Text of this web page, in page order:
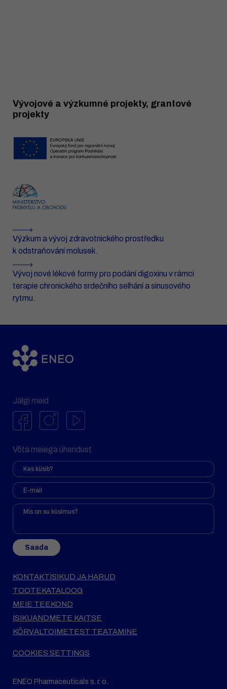
Vývojové a výzkumné projekty, grantové
projekty
Výzkum a vývoj zdravotnického prostředku
k odstraňování molusek.
Vývoj nové lékové formy pro podání digoxinu v rámci
terapie chronického srdečního selhání a sinusového
rytmu.
Jälgi meid
Võta meiega ühendust
Saada
KONTAKTISIKUD JA HARUD
TOOTEKATALOOG
MEIE TEEKOND
ISIKUANDMETE KAITSE
KÕRVALTOIMETEST TEATAMINE
COOKIES SETTINGS
ENEO Pharmaceuticals s. r. o.